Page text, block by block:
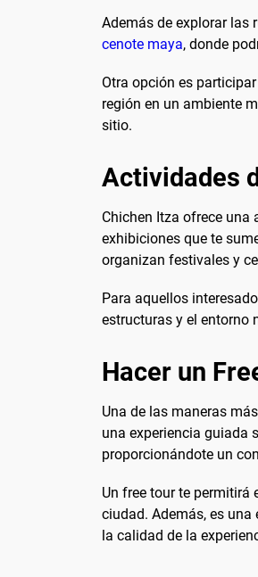
Además de explorar las
cenote maya, donde
Otra opción es
región en un ambiente
sitio.
Actividades
Chichen Itza ofrece
exhibiciones que te
organizan festivales y
Para aquellos
estructuras y el entorno
Hacer un
Una de las maneras
una experiencia guiada
proporcionándote un
Un free tour te permitirá
ciudad. Además, es
la calidad de la